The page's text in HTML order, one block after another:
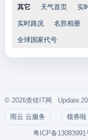
其它 天气首页 实
实时路况 名胜相册
全球国家代号
© 2026查错IT网.
雨云 云服务 领券啦
粤ICP备13083991